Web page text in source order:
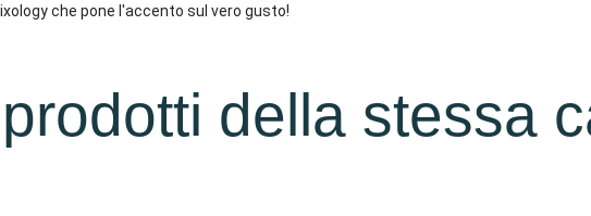
che pone l'accento sul vero gusto!
della stessa